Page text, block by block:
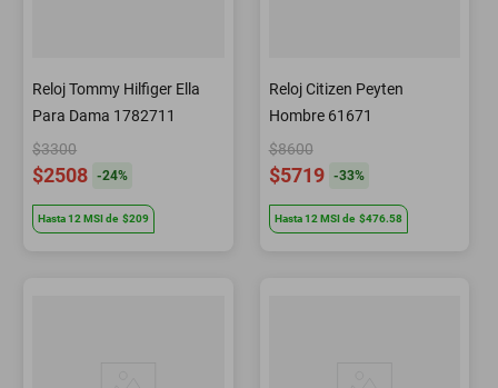
Reloj Tommy Hilfiger Ella
Para Dama 1782711
$3300
$2508 -24%
Hasta12 MSIde $209
Reloj Citizen Peyten
Hombre 61671
$8600
$5719 -33%
Hasta12 MSIde $476.58